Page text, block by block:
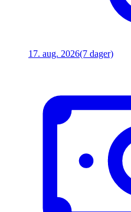
17. aug. 2026(7 dager)